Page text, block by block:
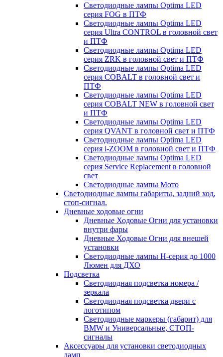
Светодиодные лампы Optima LED
серия FOG в ПТФ
Светодиодные лампы Optima LED
серия Ultra CONTROL в головной свет
и ПТФ
Светодиодные лампы Optima LED
серия ZRK в головной свет и ПТФ
Светодиодные лампы Optima LED
серия COBALT в головной свет и
ПТФ
Светодиодные лампы Optima LED
серия COBALT NEW в головной свет
и ПТФ
Светодиодные лампы Optima LED
серия QVANT в головной свет и ПТФ
Светодиодные лампы Optima LED
серия i-ZOOM в головной свет и ПТФ
Светодиодные лампы Optima LED
серия Service Replacement в головной
свет
Светодиодные лампы Мото
Светодиодные лампы габариты, задний ход,
стоп-сигнал.
Дневные ходовые огни
Дневные Ходовые Огни для установки
внутри фары
Дневные Ходовые Огни для внешей
установки
Светодиодные лампы H-серия до 1000
Люмен для ДХО
Подсветка
Светодиодная подсветка номера /
зеркала
Светодиодная подсветка двери с
логотипом
Светодиодные маркеры (габарит) для
BMW и Универсальные, СТОП-
сигналы
Аксессуары для установки светодиодных
ламп